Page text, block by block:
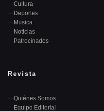
Cultura
Deportes
Musica
Noticias
Patrocinados
Revista
Quiénes Somos
Equipo Editorial